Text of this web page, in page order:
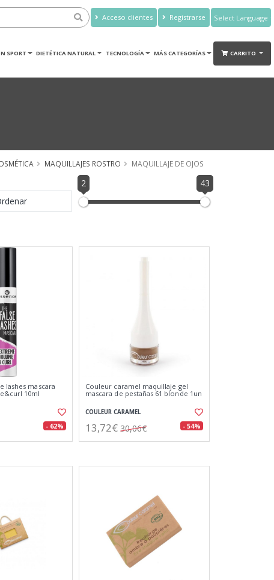
Acceso clientes Registrarse
Translate
SPORT DIETÉTICA NATURAL TECNOLOGÍA MÁS CATEGORÍAS CARRITO
MAQUILLAJES ROSTRO MAQUILLAJE DE OJOS
2 43
lashes mascara
10ml
- 62%
Couleur caramel maquillaje gel
mascara de pestañas 61 blonde 1un
COULEUR CARAMEL
13,72€ 30,06€ - 54%